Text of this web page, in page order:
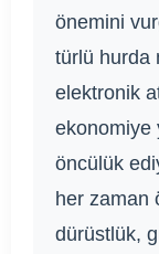
önemini
türlü hurda
elektronik
ekonomiye
öncülük
her zaman
dürüstlük,